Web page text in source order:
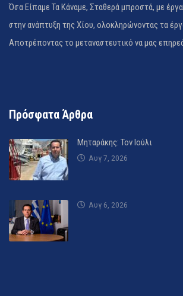
Όσα Είπαμε Τα Κάναμε, Σταθερά μπροστά, με
στην ανάπτυξη της Χίου, ολοκληρώνοντας τα
Αποτρέποντας το μεταναστευτικό να μας
Πρόσφατα Άρθρα
Μηταράκης: Τον Ιούλι
Αυγ 7, 2026
Αυγ 6, 2026